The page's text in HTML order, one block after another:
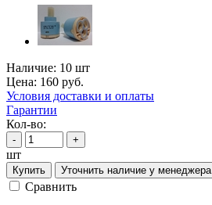
Наличие: 10 шт
Цена: 160 руб.
Условия доставки и оплаты
Гарантии
Кол-во:
- +
шт
Купить Уточнить наличие у менеджера
Cравнить